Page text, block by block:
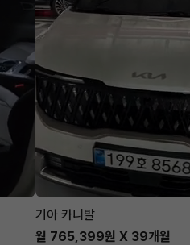
기아 카니발
월 765,399원 X 39개월